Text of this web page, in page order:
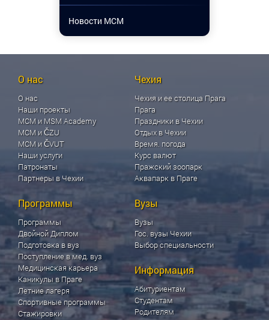
Новости МСМ
О нас
О нас
Наши проекты
МСМ и MSM Academy
МСМ и ČZU
МСМ и ČVUT
Наши услуги
Патронаты
Партнеры в Чехии
Чехия
Чехия и ее столица Прага
Прага
Праздники в Чехии
Отдых в Чехии
Время. погода
Курс валют
Пражский зоопарк
Аквапарк в Праге
Программы
Программы
Двойной Диплом
Подготовка в вуз
Поступление в мед. вуз
Медицинская карьера
Каникулы в Праге
Летние лагеря
Спортивные программы
Стажировки
Вузы
Вузы
Гос. вузы Чехии
Выбор специальности
Информация
Абитуриентам
Студентам
Родителям